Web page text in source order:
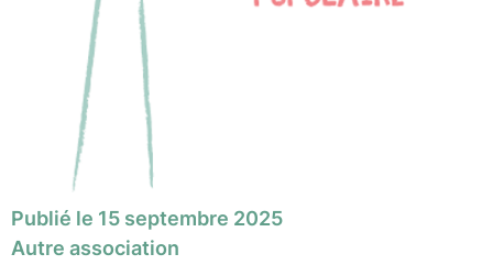
Publié le 15 septembre 2025
Autre association